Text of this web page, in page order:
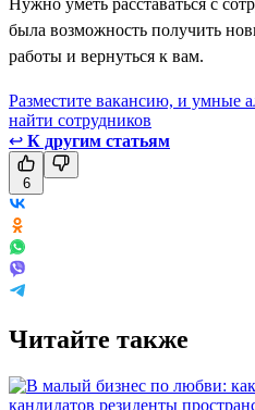
была возможность получить
работы и вернуться к вам.
Разместите вакансию, и умные
найти сотрудников
↩ К другим статьям
6
Читайте также